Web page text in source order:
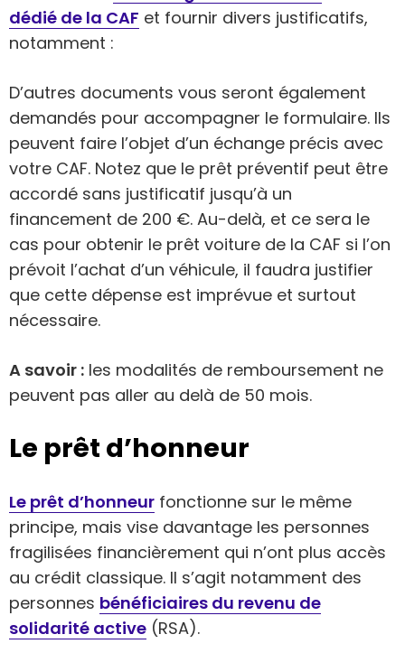
dédié de la CAF et fournir divers justificatifs,
notamment :
D’autres documents vous seront également
demandés pour accompagner le formulaire. Ils
peuvent faire l’objet d’un échange précis avec
votre CAF. Notez que le prêt préventif peut être
accordé sans justificatif jusqu’à un
financement de 200 €. Au-delà, et ce sera le
cas pour obtenir le prêt voiture de la CAF si l’on
prévoit l’achat d’un véhicule, il faudra justifier
que cette dépense est imprévue et surtout
nécessaire.
A savoir : les modalités de remboursement ne
peuvent pas aller au delà de 50 mois.
Le prêt d’honneur
Le prêt d’honneur fonctionne sur le même
principe, mais vise davantage les personnes
fragilisées financièrement qui n’ont plus accès
au crédit classique. Il s’agit notamment des
personnes bénéficiaires du revenu de
solidarité active (RSA).